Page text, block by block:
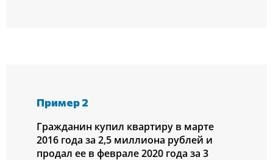
Пример 2
Гражданин купил квартиру в марте
2016 года за 2,5 миллиона рублей и
продал ее в феврале 2020 года за 3